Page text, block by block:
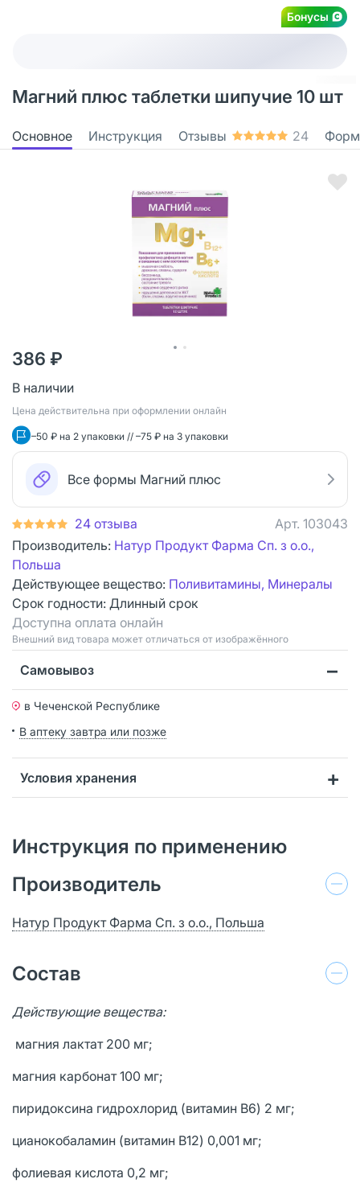
Бонусы
Магний плюс таблетки шипучие 10 шт
Основное Инструкция Отзывы 24
386 ₽
В наличии
Цена действительна при оформлении онлайн
–50 ₽ на 2 упаковки // –75 ₽ на 3 упаковки
Все формы Магний плюс
24 отзыва Арт. 103043
Производитель: Натур Продукт Фарма Сп. з о.о.,
Польша
Действующее вещество: Поливитамины, Минералы
Срок годности: Длинный срок
Доступна оплата онлайн
Bнешний вид товара может отличаться от изображённого
Самовывоз
в Чеченской Республике
В аптеку завтра или позже
Условия хранения
Инструкция по применению
Производитель
Натур Продукт Фарма Сп. з о.о., Польша
Состав
Действующие вещества:
магния лактат 200 мг;
магния карбонат 100 мг;
пиридоксина гидрохлорид (витамин B6) 2 мг;
цианокобаламин (витамин B12) 0,001 мг;
фолиевая кислота 0,2 мг;